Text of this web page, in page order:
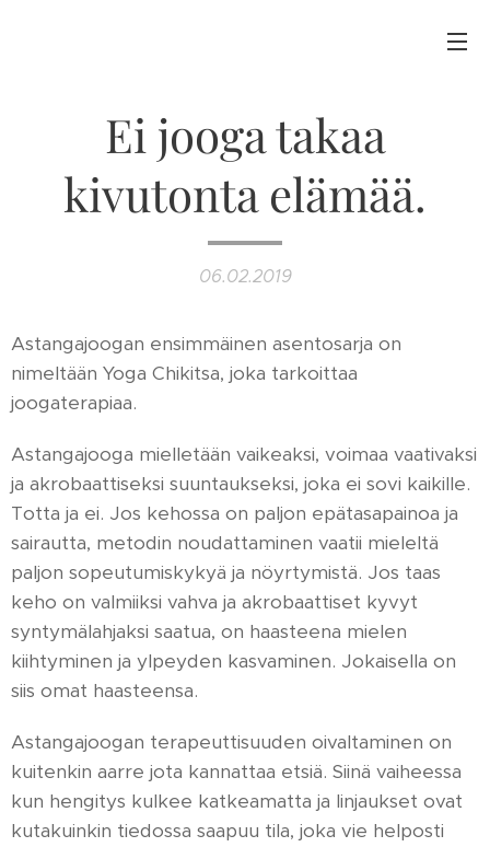
Ei jooga takaa
kivutonta elämää.
06.02.2019
Astangajoogan ensimmäinen asentosarja on
nimeltään Yoga Chikitsa, joka tarkoittaa
joogaterapiaa.
Astangajooga mielletään vaikeaksi, voimaa vaativaksi
ja akrobaattiseksi suuntaukseksi, joka ei sovi kaikille.
Totta ja ei. Jos kehossa on paljon epätasapainoa ja
sairautta, metodin noudattaminen vaatii mieleltä
paljon sopeutumiskykyä ja nöyrtymistä. Jos taas
keho on valmiiksi vahva ja akrobaattiset kyvyt
syntymälahjaksi saatua, on haasteena mielen
kiihtyminen ja ylpeyden kasvaminen. Jokaisella on
siis omat haasteensa.
Astangajoogan terapeuttisuuden oivaltaminen on
kuitenkin aarre jota kannattaa etsiä. Siinä vaiheessa
kun hengitys kulkee katkeamatta ja linjaukset ovat
kutakuinkin tiedossa saapuu tila, joka vie helposti